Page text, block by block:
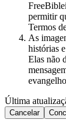
permitir
Termos
As
histórias
Elas não
Última
Cancelar